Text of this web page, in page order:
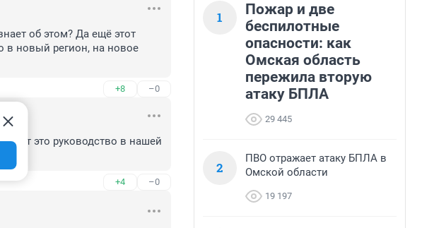
об этом? Да ещё этот
в новый регион, на новое
+8 –0
Вот это руководство в нашей
+4 –0
1
Пожар и две
беспилотные
опасности: как
Омская область
пережила вторую
атаку БПЛА
29 445
2
ПВО отражает атаку БПЛА в
Омской области
19 197